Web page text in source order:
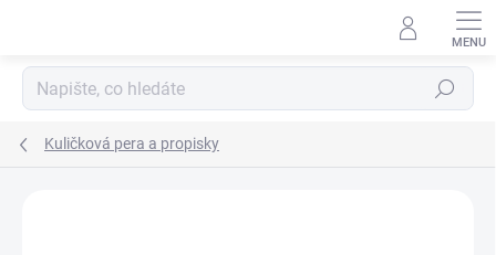
Hledat
Kuličková pera a propisky